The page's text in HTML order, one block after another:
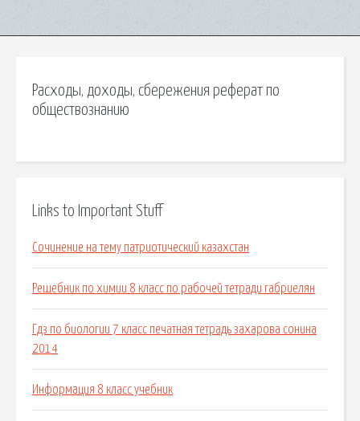
Расходы, доходы, сбережения реферат по
обществознанию
Links to Important Stuff
Сочинение на тему патриотический казахстан
Решебник по химии 8 класс по рабочей тетради габриелян
Гдз по биологии 7 класс печатная тетрадь захарова сонина
2014
Информация 8 класс учебник